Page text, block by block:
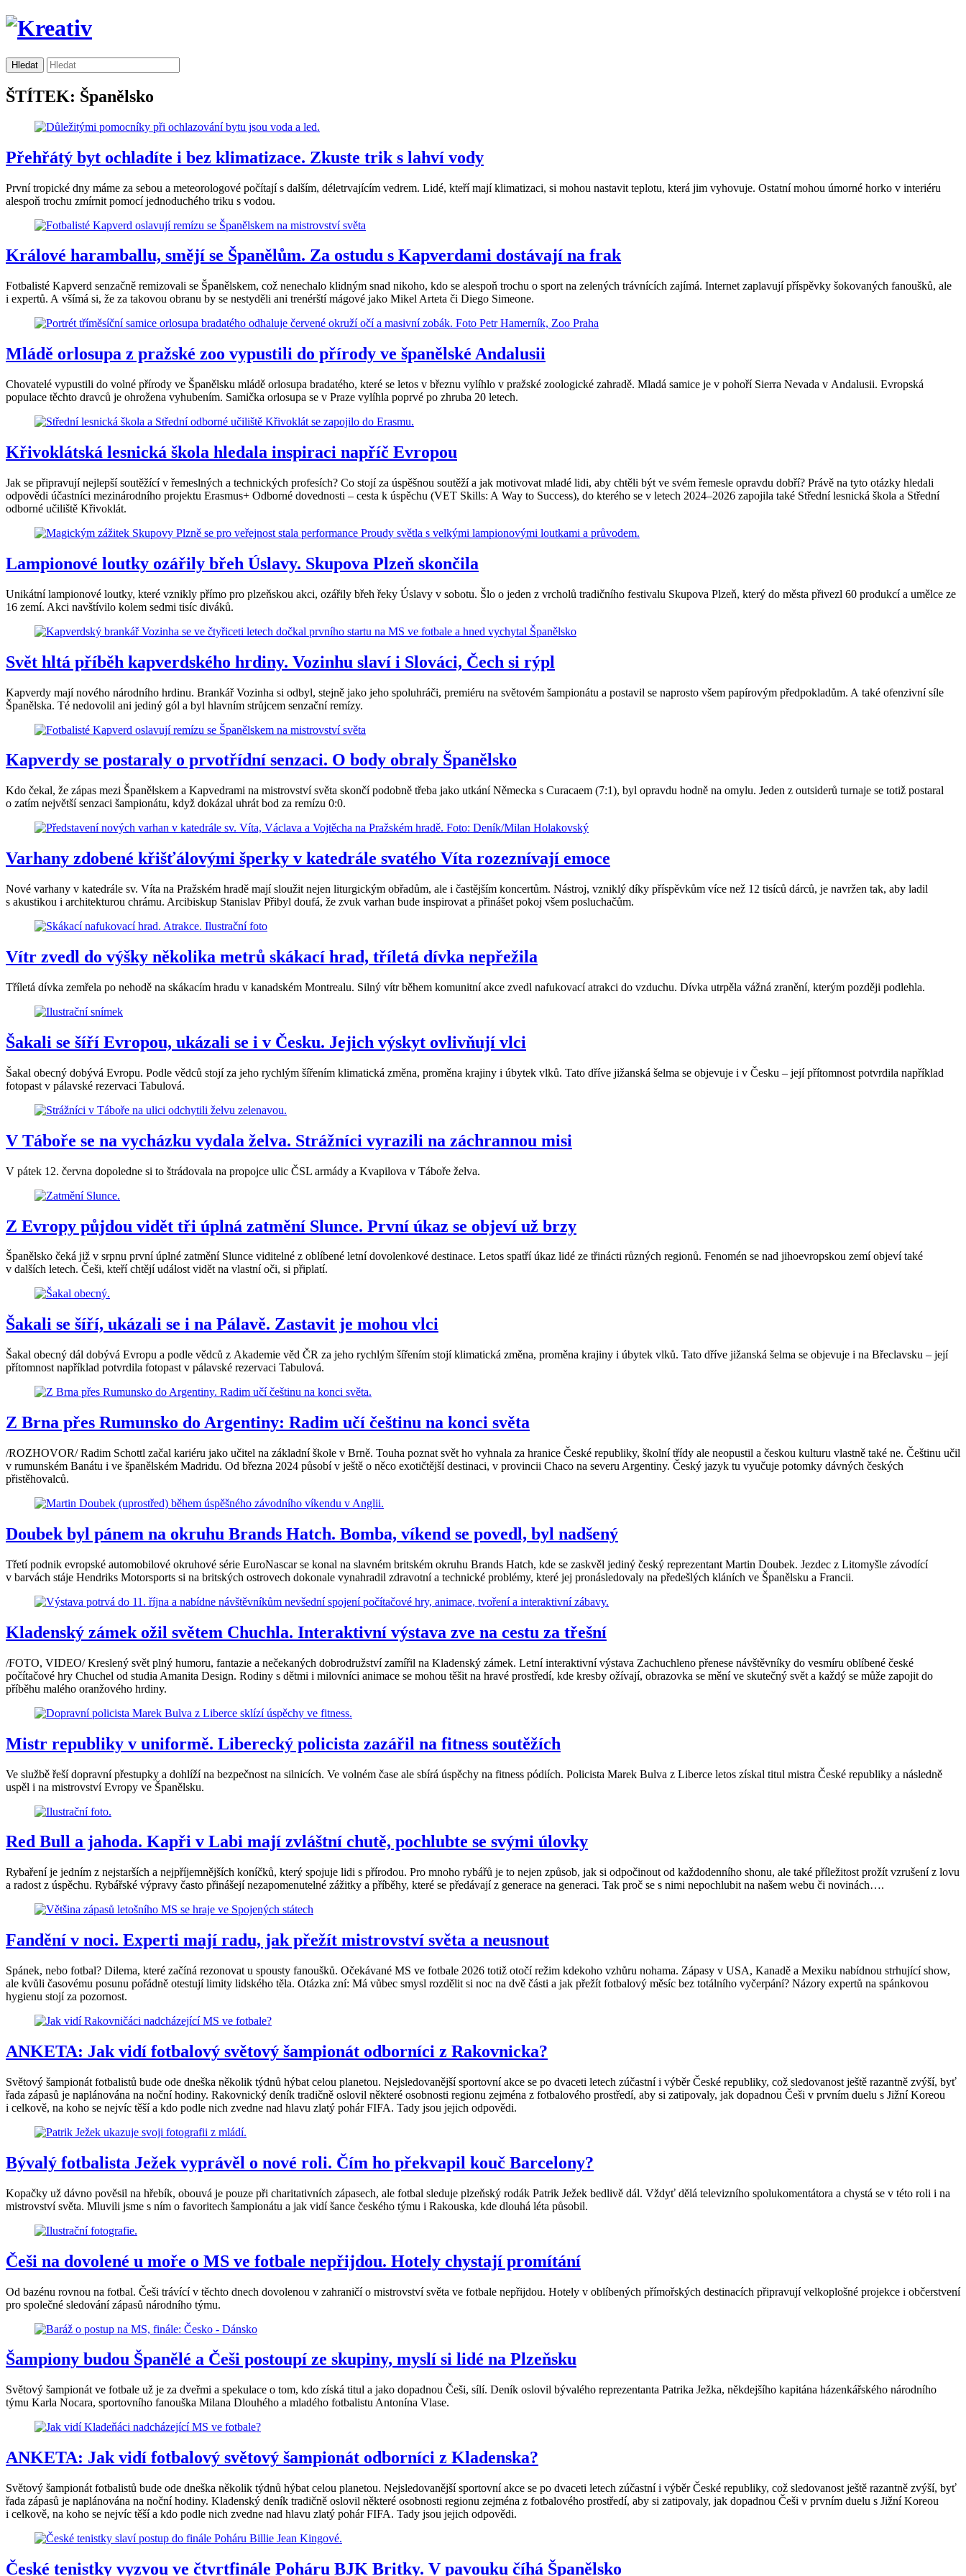
ŠTÍTEK: Španělsko
Přehřátý byt ochladíte i bez klimatizace. Zkuste trik s lahví vody
První tropické dny máme za sebou a meteorologové počítají s dalším, déletrvajícím vedrem. Lidé, kteří mají klimatizaci, si mohou nastavit teplotu, která jim vyhovuje. Ostatní mohou úmorné horko v interiéru
alespoň trochu zmírnit pomocí jednoduchého triku s vodou.
Králové haramballu, smějí se Španělům. Za ostudu s Kapverdami dostávají na frak
Fotbalisté Kapverd senzačně remizovali se Španělskem, což nenechalo klidným snad nikoho, kdo se alespoň trochu o sport na zelených trávnících zajímá. Internet zaplavují příspěvky šokovaných fanoušků, ale
i expertů. A všímá si, že za takovou obranu by se nestyděli ani trenérští mágové jako Mikel Arteta či Diego Simeone.
Mládě orlosupa z pražské zoo vypustili do přírody ve španělské Andalusii
Chovatelé vypustili do volné přírody ve Španělsku mládě orlosupa bradatého, které se letos v březnu vylíhlo v pražské zoologické zahradě. Mladá samice je v pohoří Sierra Nevada v Andalusii. Evropská
populace těchto dravců je ohrožena vyhubením. Samička orlosupa se v Praze vylíhla poprvé po zhruba 20 letech.
Křivoklátská lesnická škola hledala inspiraci napříč Evropou
Jak se připravují nejlepší soutěžící v řemeslných a technických profesích? Co stojí za úspěšnou soutěží a jak motivovat mladé lidi, aby chtěli být ve svém řemesle opravdu dobří? Právě na tyto otázky hledali
odpovědi účastníci mezinárodního projektu Erasmus+ Odborné dovednosti – cesta k úspěchu (VET Skills: A Way to Success), do kterého se v letech 2024–2026 zapojila také Střední lesnická škola a Střední
odborné učiliště Křivoklát.
Lampionové loutky ozářily břeh Úslavy. Skupova Plzeň skončila
Unikátní lampionové loutky, které vznikly přímo pro plzeňskou akci, ozářily břeh řeky Úslavy v sobotu. Šlo o jeden z vrcholů tradičního festivalu Skupova Plzeň, který do města přivezl 60 produkcí a umělce ze
16 zemí. Akci navštívilo kolem sedmi tisíc diváků.
Svět hltá příběh kapverdského hrdiny. Vozinhu slaví i Slováci, Čech si rýpl
Kapverdy mají nového národního hrdinu. Brankář Vozinha si odbyl, stejně jako jeho spoluhráči, premiéru na světovém šampionátu a postavil se naprosto všem papírovým předpokladům. A také ofenzivní síle
Španělska. Té nedovolil ani jediný gól a byl hlavním strůjcem senzační remízy.
Kapverdy se postaraly o prvotřídní senzaci. O body obraly Španělsko
Kdo čekal, že zápas mezi Španělskem a Kapvedrami na mistrovství světa skončí podobně třeba jako utkání Německa s Curacaem (7:1), byl opravdu hodně na omylu. Jeden z outsiderů turnaje se totiž postaral
o zatím největší senzaci šampionátu, když dokázal uhrát bod za remízu 0:0.
Varhany zdobené křišťálovými šperky v katedrále svatého Víta rozeznívají emoce
Nové varhany v katedrále sv. Víta na Pražském hradě mají sloužit nejen liturgickým obřadům, ale i častějším koncertům. Nástroj, vzniklý díky příspěvkům více než 12 tisíců dárců, je navržen tak, aby ladil
s akustikou i architekturou chrámu. Arcibiskup Stanislav Přibyl doufá, že zvuk varhan bude inspirovat a přinášet pokoj všem posluchačům.
Vítr zvedl do výšky několika metrů skákací hrad, tříletá dívka nepřežila
Tříletá dívka zemřela po nehodě na skákacím hradu v kanadském Montrealu. Silný vítr během komunitní akce zvedl nafukovací atrakci do vzduchu. Dívka utrpěla vážná zranění, kterým později podlehla.
Šakali se šíří Evropou, ukázali se i v Česku. Jejich výskyt ovlivňují vlci
Šakal obecný dobývá Evropu. Podle vědců stojí za jeho rychlým šířením klimatická změna, proměna krajiny i úbytek vlků. Tato dříve jižanská šelma se objevuje i v Česku – její přítomnost potvrdila například
fotopast v pálavské rezervaci Tabulová.
V Táboře se na vycházku vydala želva. Strážníci vyrazili na záchrannou misi
V pátek 12. června dopoledne si to štrádovala na propojce ulic ČSL armády a Kvapilova v Táboře želva.
Z Evropy půjdou vidět tři úplná zatmění Slunce. První úkaz se objeví už brzy
Španělsko čeká již v srpnu první úplné zatmění Slunce viditelné z oblíbené letní dovolenkové destinace. Letos spatří úkaz lidé ze třinácti různých regionů. Fenomén se nad jihoevropskou zemí objeví také
v dalších letech. Češi, kteří chtějí událost vidět na vlastní oči, si připlatí.
Šakali se šíří, ukázali se i na Pálavě. Zastavit je mohou vlci
Šakal obecný dál dobývá Evropu a podle vědců z Akademie věd ČR za jeho rychlým šířením stojí klimatická změna, proměna krajiny i úbytek vlků. Tato dříve jižanská šelma se objevuje i na Břeclavsku – její
přítomnost například potvrdila fotopast v pálavské rezervaci Tabulová.
Z Brna přes Rumunsko do Argentiny: Radim učí češtinu na konci světa
/ROZHOVOR/ Radim Schottl začal kariéru jako učitel na základní škole v Brně. Touha poznat svět ho vyhnala za hranice České republiky, školní třídy ale neopustil a českou kulturu vlastně také ne. Češtinu učil
v rumunském Banátu i ve španělském Madridu. Od března 2024 působí v ještě o něco exotičtější destinaci, v provincii Chaco na severu Argentiny. Český jazyk tu vyučuje potomky dávných českých
přistěhovalců.
Doubek byl pánem na okruhu Brands Hatch. Bomba, víkend se povedl, byl nadšený
Třetí podnik evropské automobilové okruhové série EuroNascar se konal na slavném britském okruhu Brands Hatch, kde se zaskvěl jediný český reprezentant Martin Doubek. Jezdec z Litomyšle závodící
v barvách stáje Hendriks Motorsports si na britských ostrovech dokonale vynahradil zdravotní a technické problémy, které jej pronásledovaly na předešlých kláních ve Španělsku a Francii.
Kladenský zámek ožil světem Chuchla. Interaktivní výstava zve na cestu za třešní
/FOTO, VIDEO/ Kreslený svět plný humoru, fantazie a nečekaných dobrodružství zamířil na Kladenský zámek. Letní interaktivní výstava Zachuchleno přenese návštěvníky do vesmíru oblíbené české
počítačové hry Chuchel od studia Amanita Design. Rodiny s dětmi i milovníci animace se mohou těšit na hravé prostředí, kde kresby ožívají, obrazovka se mění ve skutečný svět a každý se může zapojit do
příběhu malého oranžového hrdiny.
Mistr republiky v uniformě. Liberecký policista zazářil na fitness soutěžích
Ve službě řeší dopravní přestupky a dohlíží na bezpečnost na silnicích. Ve volném čase ale sbírá úspěchy na fitness pódiích. Policista Marek Bulva z Liberce letos získal titul mistra České republiky a následně
uspěl i na mistrovství Evropy ve Španělsku.
Red Bull a jahoda. Kapři v Labi mají zvláštní chutě, pochlubte se svými úlovky
Rybaření je jedním z nejstarších a nejpříjemnějších koníčků, který spojuje lidi s přírodou. Pro mnoho rybářů je to nejen způsob, jak si odpočinout od každodenního shonu, ale také příležitost prožít vzrušení z lovu
a radost z úspěchu. Rybářské výpravy často přinášejí nezapomenutelné zážitky a příběhy, které se předávají z generace na generaci. Tak proč se s nimi nepochlubit na našem webu či novinách….
Fandění v noci. Experti mají radu, jak přežít mistrovství světa a neusnout
Spánek, nebo fotbal? Dilema, které začíná rezonovat u spousty fanoušků. Očekávané MS ve fotbale 2026 totiž otočí režim kdekoho vzhůru nohama. Zápasy v USA, Kanadě a Mexiku nabídnou strhující show,
ale kvůli časovému posunu pořádně otestují limity lidského těla. Otázka zní: Má vůbec smysl rozdělit si noc na dvě části a jak přežít fotbalový měsíc bez totálního vyčerpání? Názory expertů na spánkovou
hygienu stojí za pozornost.
ANKETA: Jak vidí fotbalový světový šampionát odborníci z Rakovnicka?
Světový šampionát fotbalistů bude ode dneška několik týdnů hýbat celou planetou. Nejsledovanější sportovní akce se po dvaceti letech zúčastní i výběr České republiky, což sledovanost ještě razantně zvýší, byť
řada zápasů je naplánována na noční hodiny. Rakovnický deník tradičně oslovil některé osobnosti regionu zejména z fotbalového prostředí, aby si zatipovaly, jak dopadnou Češi v prvním duelu s Jižní Koreou
i celkově, na koho se nejvíc těší a kdo podle nich zvedne nad hlavu zlatý pohár FIFA. Tady jsou jejich odpovědi.
Bývalý fotbalista Ježek vyprávěl o nové roli. Čím ho překvapil kouč Barcelony?
Kopačky už dávno pověsil na hřebík, obouvá je pouze při charitativních zápasech, ale fotbal sleduje plzeňský rodák Patrik Ježek bedlivě dál. Vždyť dělá televizního spolukomentátora a chystá se v této roli i na
mistrovství světa. Mluvili jsme s ním o favoritech šampionátu a jak vidí šance českého týmu i Rakouska, kde dlouhá léta působil.
Češi na dovolené u moře o MS ve fotbale nepřijdou. Hotely chystají promítání
Od bazénu rovnou na fotbal. Češi trávící v těchto dnech dovolenou v zahraničí o mistrovství světa ve fotbale nepřijdou. Hotely v oblíbených přímořských destinacích připravují velkoplošné projekce i občerstvení
pro společné sledování zápasů národního týmu.
Šampiony budou Španělé a Češi postoupí ze skupiny, myslí si lidé na Plzeňsku
Světový šampionát ve fotbale už je za dveřmi a spekulace o tom, kdo získá titul a jako dopadnou Češi, sílí. Deník oslovil bývalého reprezentanta Patrika Ježka, někdejšího kapitána házenkářského národního
týmu Karla Nocara, sportovního fanouška Milana Dlouhého a mladého fotbalistu Antonína Vlase.
ANKETA: Jak vidí fotbalový světový šampionát odborníci z Kladenska?
Světový šampionát fotbalistů bude ode dneška několik týdnů hýbat celou planetou. Nejsledovanější sportovní akce se po dvaceti letech zúčastní i výběr České republiky, což sledovanost ještě razantně zvýší, byť
řada zápasů je naplánována na noční hodiny. Kladenský deník tradičně oslovil některé osobnosti regionu zejména z fotbalového prostředí, aby si zatipovaly, jak dopadnou Češi v prvním duelu s Jižní Koreou
i celkově, na koho se nejvíc těší a kdo podle nich zvedne nad hlavu zlatý pohár FIFA. Tady jsou jejich odpovědi.
České tenistky vyzvou ve čtvrtfinále Poháru BJK Britky. V pavouku číhá Španělsko